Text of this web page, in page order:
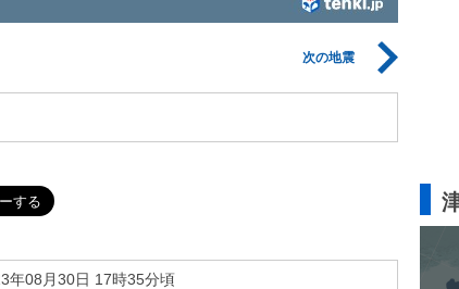
次の地震
年08月30日 17時35分頃